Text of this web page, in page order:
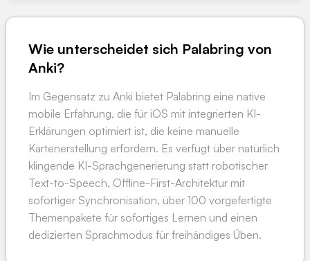
Wie unterscheidet sich Palabring von
Anki?
Im Gegensatz zu Anki bietet Palabring eine native
mobile Erfahrung, die für iOS mit integrierten KI-
Erklärungen optimiert ist, die keine manuelle
Kartenerstellung erfordern. Es verfügt über natürlich
klingende KI-Sprachgenerierung statt robotischer
Text-to-Speech, Offline-First-Architektur mit
sofortiger Synchronisation, über 100 vorgefertigte
Themenpakete für sofortiges Lernen und einen
dedizierten Sprachmodus für freihändiges Üben.